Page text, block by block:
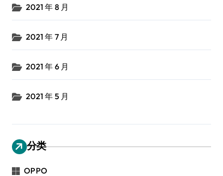
2021 年 8 月
2021 年 7 月
2021 年 6 月
2021 年 5 月
分类
OPPO